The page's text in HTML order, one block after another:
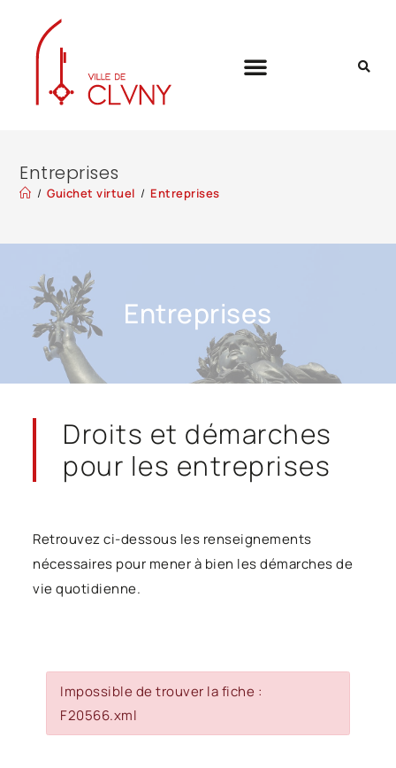
Entreprises
/ Guichet virtuel / Entreprises
Entreprises
Droits et démarches
pour les entreprises
Retrouvez ci-dessous les renseignements
nécessaires pour mener à bien les démarches de
vie quotidienne.
Impossible de trouver la fiche :
F20566.xml